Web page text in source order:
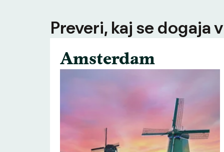
Preveri, kaj se dogaja
Amsterdam